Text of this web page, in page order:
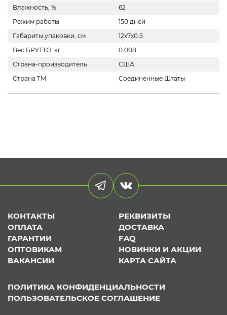
Влажность, %
62
Режим работы
150 дней
Габариты упаковки, см
12x7x0.5
Вес БРУТТО, кг
0.008
Страна-производитель
США
Страна ТМ
Соединенные Штаты
КОНТАКТЫ
РЕКВИЗИТЫ
ОПЛАТА
ДОСТАВКА
ГАРАНТИИ
FAQ
ОПТОВИКАМ
НОВИНКИ И АКЦИИ
ВАКАНСИИ
КАРТА САЙТА
ПОЛИТИКА КОНФИДЕНЦИАЛЬНОСТИ
ПОЛЬЗОВАТЕЛЬСКОЕ СОГЛАШЕНИЕ